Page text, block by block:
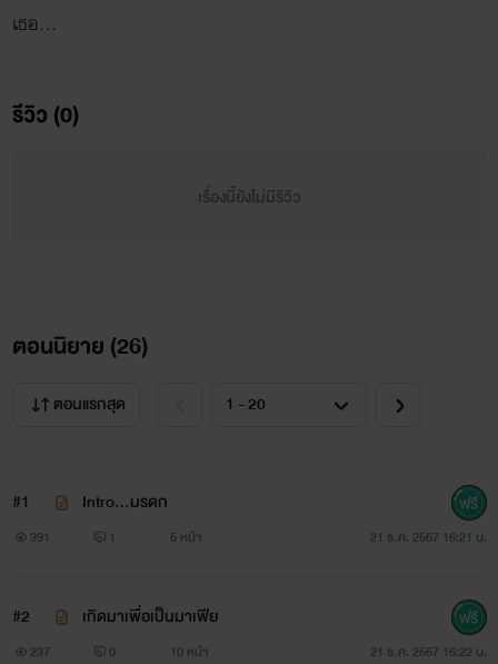
เธอ...
รีวิว (0)
เรื่องนี้ยังไม่มีรีวิว
ตอนนิยาย (26)
ตอนแรกสุด
#1 Intro…มรดก
391 1 5 หน้า 21 ธ.ค. 2567 16:21 น.
#2 เกิดมาเพื่อเป็นมาเฟีย
237 0 10 หน้า 21 ธ.ค. 2567 16:22 น.